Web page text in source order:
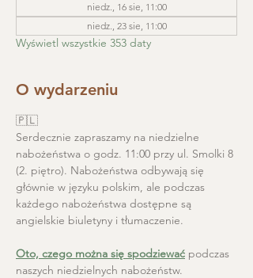
niedz., 16 sie, 11:00
niedz., 23 sie, 11:00
Wyświetl wszystkie 353 daty
O wydarzeniu
🇵🇱
Serdecznie zapraszamy na niedzielne
nabożeństwa o godz. 11:00 przy ul. Smolki 8
(2. piętro). Nabożeństwa odbywają się
głównie w języku polskim, ale podczas
każdego nabożeństwa dostępne są
angielskie biuletyny i tłumaczenie.
Oto, czego można się spodziewać podczas
naszych niedzielnych nabożeństw.